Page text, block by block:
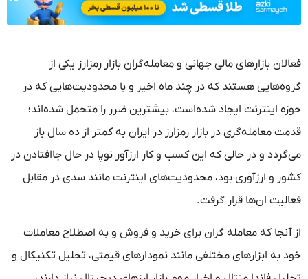
فعالان بازارهای مالی جهانی و معامله‌گران بازار رمزارز یکی از
گروه‌هایی هستند که در چند ماه اخیر و با محدودیت‌هایی که در
حوزه اینترنت ایجاد شده‌است، بیشترین ضرر را متحمل شده‌اند؛
قدمت معامله‌گری در بازار رمزارز در ایران به کمتر از ده سال باز
می‌گردد و در حالی که این کسب و کار ارزآور نوپا در حال جاافتادن در
کشور و ارزآوری بود، محدودیت‌های اینترنت مانند سدی در مقابل
فعالیت ان‌ها قرار گرفت.
از آنجا که معامله گران برای خرید و فروش و به اصطلاح معاملات
خود به ابزارهای مختلفی مانند نمودارهای قیمتی، تحلیل تکنیکال و